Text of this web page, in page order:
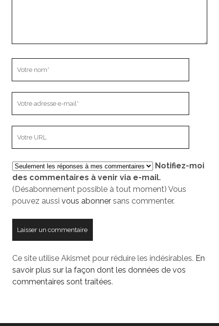
mail
votre
site
Notifiez-moi
des commentaires à venir via e-mail.
(Désabonnement possible à tout moment) Vous
pouvez aussi vous abonnersans commenter.
Ce site utilise Akismet pour réduire les indésirables. En
savoir plus sur la façon dont les données de vos
commentaires sont traitées.